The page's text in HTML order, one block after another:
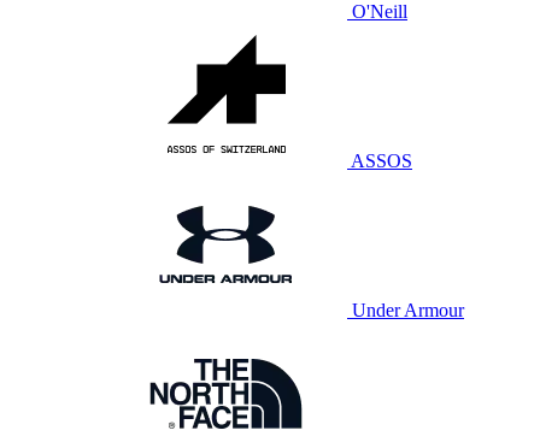
O'Neill
ASSOS
Under Armour